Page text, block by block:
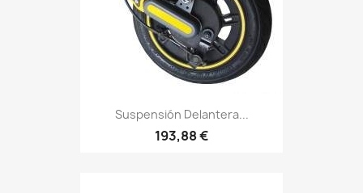
Suspensión Delantera...
193,88 €